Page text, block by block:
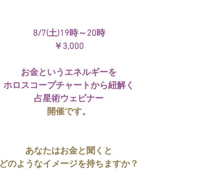
8/7(土)19時～20時
￥3,000
お金というエネルギーを
ホロスコープチャートから紐解く
占星術ウェビナー
開催です。
あなたはお金と聞くと
どのようなイメージを持ちますか？